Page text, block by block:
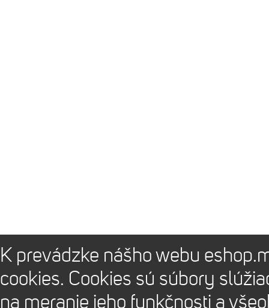
K prevádzke nášho webu
cookies. Cookies sú súbory
na meranie jeho funkčnosti a